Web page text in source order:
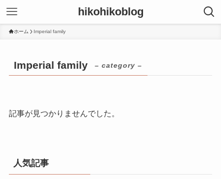
hikohikoblog
ホーム Imperial family
Imperial family – category –
記事が見つかりませんでした。
人気記事